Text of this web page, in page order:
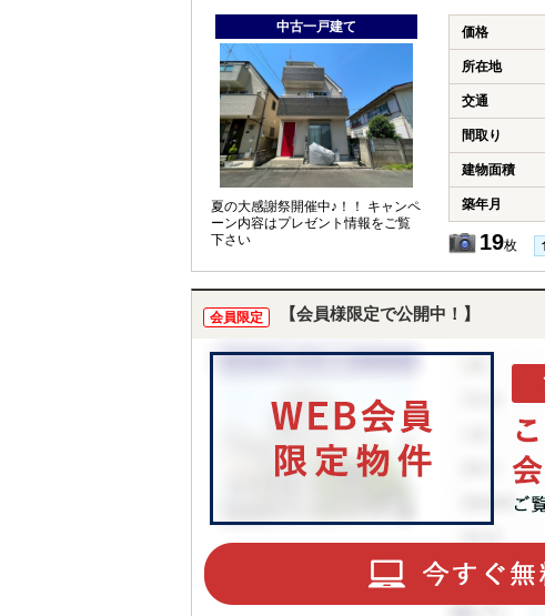
中古一戸建て
夏の大感謝祭開催中♪！！ キャンペ
ーン内容はプレゼント情報をご覧
下さい
価格
所在地
交通
間取り
建物面積
築年月
19枚
会員限定 【会員様限定で公開中！】